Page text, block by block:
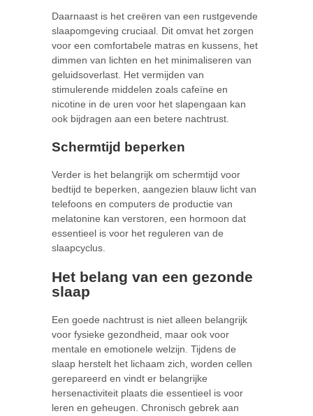
Daarnaast is het creëren van een rustgevende
slaapomgeving cruciaal. Dit omvat het zorgen
voor een comfortabele matras en kussens, het
dimmen van lichten en het minimaliseren van
geluidsoverlast. Het vermijden van
stimulerende middelen zoals cafeïne en
nicotine in de uren voor het slapengaan kan
ook bijdragen aan een betere nachtrust.
Schermtijd beperken
Verder is het belangrijk om schermtijd voor
bedtijd te beperken, aangezien blauw licht van
telefoons en computers de productie van
melatonine kan verstoren, een hormoon dat
essentieel is voor het reguleren van de
slaapcyclus.
Het belang van een gezonde
slaap
Een goede nachtrust is niet alleen belangrijk
voor fysieke gezondheid, maar ook voor
mentale en emotionele welzijn. Tijdens de
slaap herstelt het lichaam zich, worden cellen
gerepareerd en vindt er belangrijke
hersenactiviteit plaats die essentieel is voor
leren en geheugen. Chronisch gebrek aan